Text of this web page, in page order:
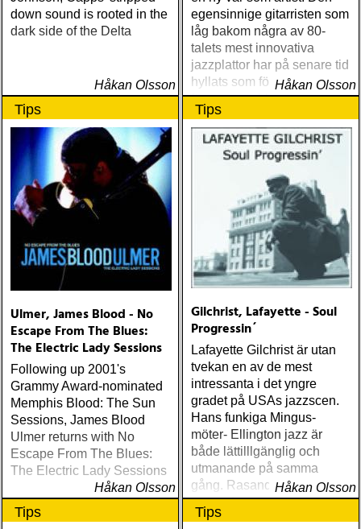
down sound is rooted in the
dark side of the Delta
Håkan Olsson
egensinnige gitarristen som
låg bakom några av 80-
talets mest innovativa
jazzplattor har på senare tid
hyllats som förvaltare och
förnyare av bluesen
Håkan Olsson
Tips
Ulmer, James Blood - No
Escape From The Blues:
The Electric Lady Sessions
Following up 2001's
Grammy Award-nominated
Memphis Blood: The Sun
Sessions, James Blood
Ulmer returns with No
Escape From The Blues:
The Electric Lady Sessions
Håkan Olsson
Tips
Gilchrist, Lafayette - Soul
Progressin´
Lafayette Gilchrist är utan
tvekan en av de mest
intressanta i det yngre
gradet på USAs jazzscen.
Hans funkiga Mingus-
möter- Ellington jazz är
både lättilllgänglig och
utmanande på samma
gång. Rasande skickligt
genomfört utan att tappa i
intensitet och...ja, soul.
Håkan Olsson
Tips Tips